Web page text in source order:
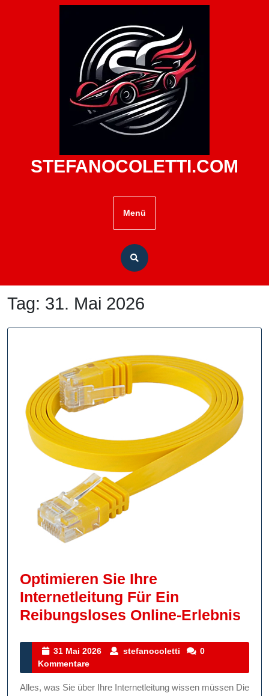
STEFANOCOLETTI.COM
Menü
Tag: 31. Mai 2026
Optimieren Sie Ihre
Internetleitung Für Ein
Reibungsloses Online-Erlebnis
Für
31 Mai 2026
31
2026
stefanocoletti stefanocoletti
0
Kommentare
Alles, was Sie über Ihre Internetleitung wissen müssen Die